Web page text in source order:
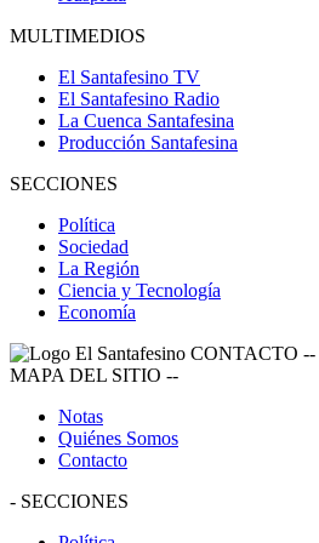
MULTIMEDIOS
El Santafesino TV
El Santafesino Radio
La Cuenca Santafesina
Producción Santafesina
SECCIONES
Política
Sociedad
La Región
Ciencia y Tecnología
Economía
CONTACTO --
MAPA DEL SITIO --
Notas
Quiénes Somos
Contacto
- SECCIONES